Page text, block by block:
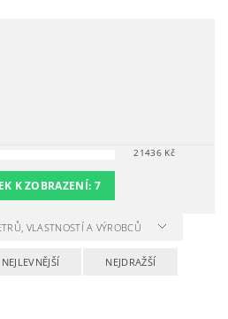
21436Kč
K ZOBRAZENÍ: 7
VLASTNOSTÍ A VÝROBCŮ
NEJLEVNĚJŠÍ NEJDRAŽŠÍ